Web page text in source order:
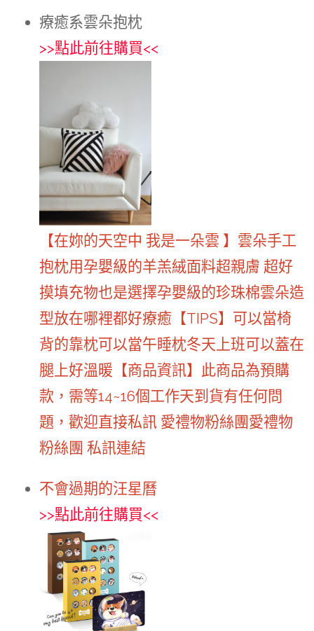
療癒系雲朵抱枕
>>點此前往購買<<
【在妳的天空中 我是一朵雲 】雲朵手工
抱枕用孕嬰級的羊羔絨面料超親膚 超好
摸填充物也是選擇孕嬰級的珍珠棉雲朵造
型放在哪裡都好療癒【TIPS】可以當椅
背的靠枕可以當午睡枕冬天上班可以蓋在
腿上好溫暖【商品資訊】此商品為預購
款，需等14~16個工作天到貨有任何問
題，歡迎直接私訊 愛禮物粉絲團愛禮物
粉絲團 私訊連結
不會過期的汪星曆
>>點此前往購買<<